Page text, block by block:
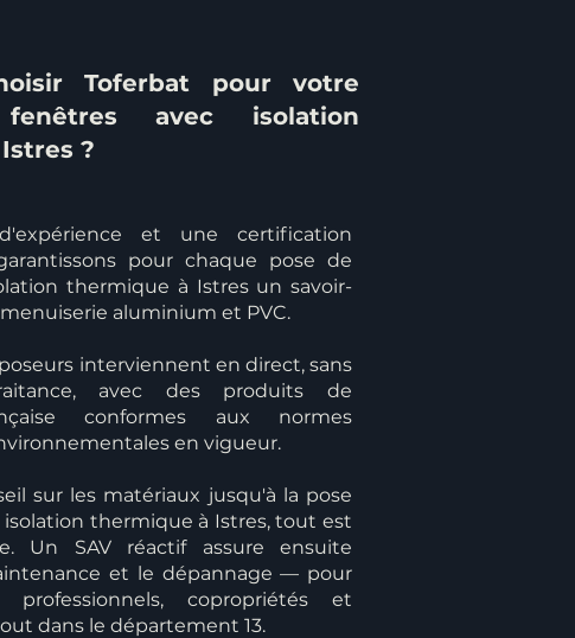
Toferbat pour votre
avec isolation
?
et une certification
pour chaque pose de
thermique à Istres un savoir-
aluminium et PVC.
interviennent en direct, sans
avec des produits de
conformes aux normes
en vigueur.
sur les matériaux jusqu'à la pose
thermique à Istres, tout est
Un SAV réactif assure ensuite
et le dépannage — pour
professionnels, copropriétés et
dans le département 13.